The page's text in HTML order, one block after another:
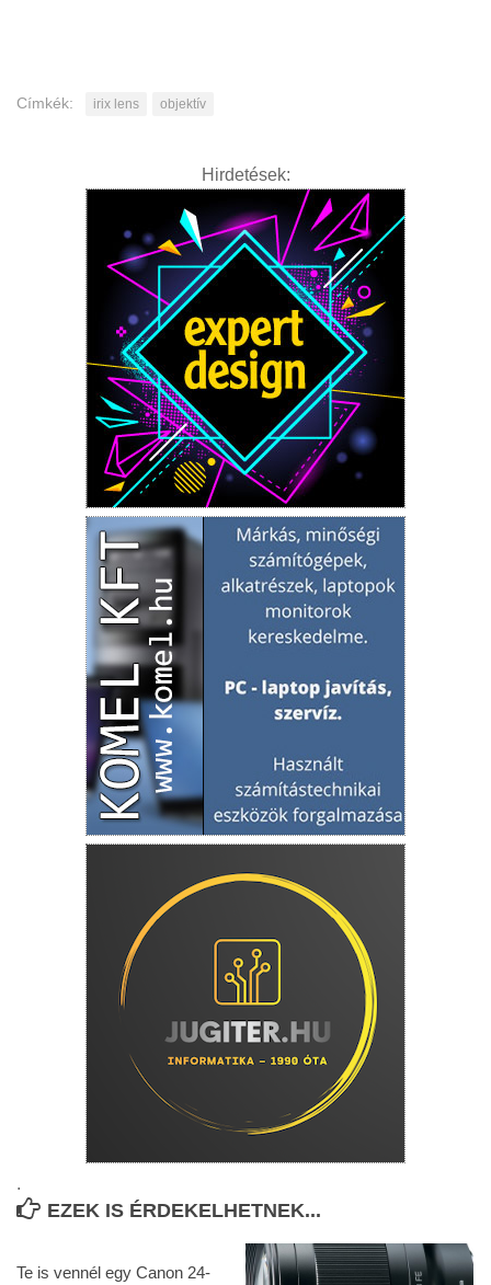
Címkék: irix lens objektív
Hirdetések:
.
EZEK IS ÉRDEKELHETNEK...
Te is vennél egy Canon 24-